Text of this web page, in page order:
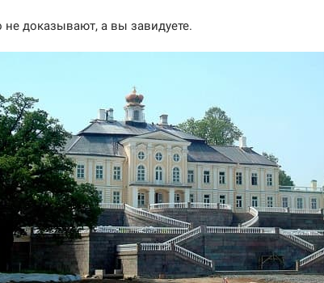
доказывают, а вы завидуете.